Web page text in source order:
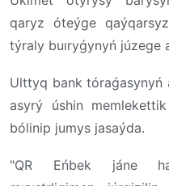
qaryz óteýge
týraly buıryǵynyń júzege
Ulttyq bank tóraǵasynyń
asyrý úshin
bólinip jumys jasaýda.
"QR Eńbek jáne